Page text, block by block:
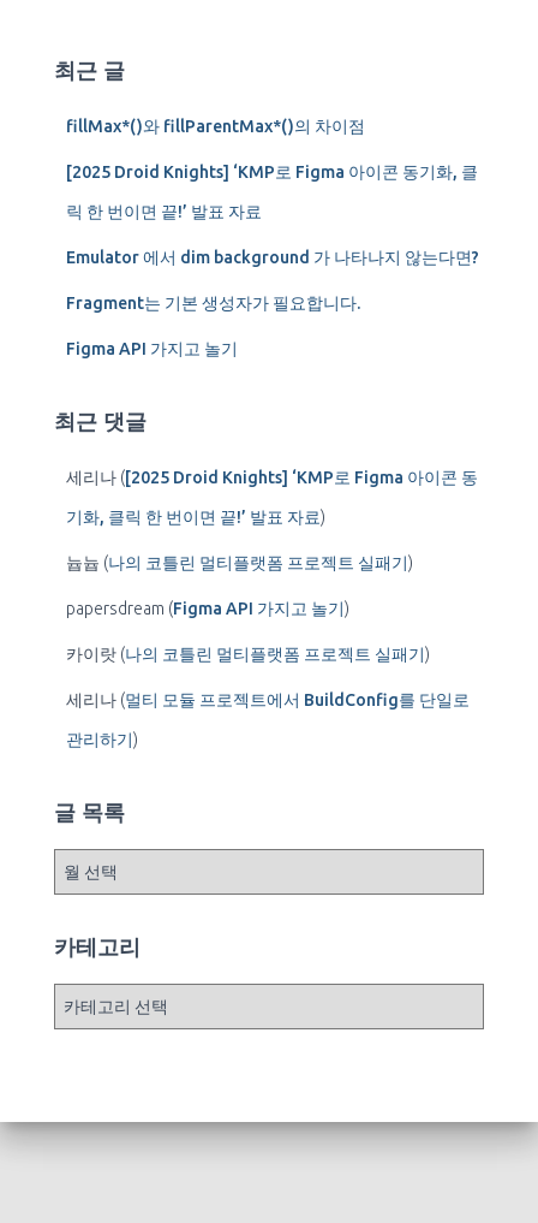
최근 글
fillMax*()와 fillParentMax*()의 차이점
[2025 Droid Knights] ‘KMP로 Figma 아이콘 동기화, 클
릭 한 번이면 끝!’ 발표 자료
Emulator 에서 dim background 가 나타나지 않는다면?
Fragment는 기본 생성자가 필요합니다.
Figma API 가지고 놀기
최근 댓글
세리나 ([2025 Droid Knights] ‘KMP로 Figma 아이콘 동
기화, 클릭 한 번이면 끝!’ 발표 자료)
늅늅 (나의 코틀린 멀티플랫폼 프로젝트 실패기)
papersdream (Figma API 가지고 놀기)
카이랏 (나의 코틀린 멀티플랫폼 프로젝트 실패기)
세리나 (멀티 모듈 프로젝트에서 BuildConfig를 단일로
관리하기)
글 목록
카테고리